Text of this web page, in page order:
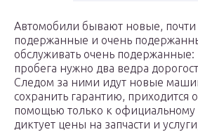
Автомобили бывают новые,
подержанные и очень
обслуживать очень подержанные:
пробега нужно два ведра
Следом за ними идут новые
сохранить гарантию, приходится
помощью только к официальному
диктует цены на запчасти и